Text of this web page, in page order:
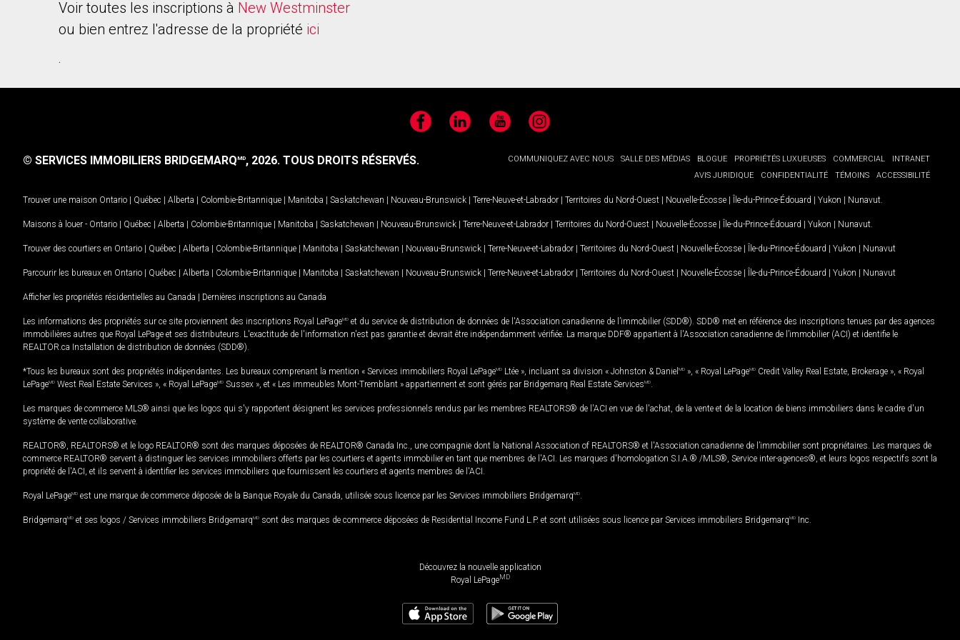
Voir toutes les inscriptions à New Westminster
ou bien entrez l'adresse de la propriété ici
.
FacebookLinkedIn YouTubeInstagram
COMMUNIQUEZ AVEC NOUS SALLE DES MÉDIAS BLOGUE PROPRIÉTÉS LUXUEUSES COMMERCIAL
INTRANET
AVIS JURIDIQUE
CONFIDENTIALITÉ TÉMOINS ACCESSIBILITÉ
© SERVICES IMMOBILIERS BRIDGEMARQMD, 2026. TOUS DROITS RÉSERVÉS.
Trouver une maison Ontario | Québec | Alberta | Colombie-Britannique | Manitoba | Saskatchewan | Nouveau-Brunswick | Terre-Neuve-et-Labrador | Territoires du Nord-Ouest | Nouvelle-Écosse | Île-du-Prince-Édouard | Yukon | Nunavut
Maisons à louer - Ontario | Québec | Alberta | Colombie-Britannique | Manitoba | Saskatchewan | Nouveau-Brunswick | Terre-Neuve-et-Labrador | Territoires du Nord-Ouest | Nouvelle-Écosse | Île-du-Prince-Édouard | Yukon | Nunavut
Trouver des courtiers en Ontario | Québec | Alberta | Colombie-Britannique | Manitoba | Saskatchewan | Nouveau-Brunswick | Terre-Neuve-et-Labrador | Territoires du Nord-Ouest | Nouvelle-Écosse | Île-du-Prince-Édouard | Yukon | Nunavut
Parcourir les bureaux en Ontario | Québec | Alberta | Colombie-Britannique | Manitoba | Saskatchewan | Nouveau-Brunswick | Terre-Neuve-et-Labrador | Territoires du Nord-Ouest | Nouvelle-Écosse | Île-du-Prince-Édouard | Yukon | Nunavut
Afficher les propriétés résidentielles au Canada | Dernières inscriptions au Canada
Les informations des propriétés sur ce site proviennent des inscriptions Royal LePageMD et du service de distribution de données de l'Association canadienne de l’immobilier (SDD®). SDD® met en référence des inscriptions tenues par des agences
immobilières autres que Royal LePage et ses distributeurs. L'exactitude de l'information n'est pas garantie et devrait être indépendamment vérifiée. La marque DDF® appartient à l'Association canadienne de l’immobilier (ACI) et identifie le
REALTOR.ca Installation de distribution de données (SDD®).
*Tous les bureaux sont des propriétés indépendantes. Les bureaux comprenant la mention « Services immobiliers Royal LePageMD Ltée », incluant sa division « Johnston & Daniel MD », « Royal LePageMD Credit Valley Real Estate, Brokerage », « Royal
LePageMD West Real Estate Services », « Royal LePageMD Sussex », et « Les immeubles Mont-Tremblant » appartiennent et sont gérés par Bridgemarq Real Estate ServicesMD
Les marques de commerce MLS® ainsi que les logos qui s'y rapportent désignent les services professionnels rendus par les membres REALTORS® de l'ACI en vue de l'achat, de la vente et de la location de biens immobiliers dans le cadre d'un
système de vente collaborative.
REALTOR®, REALTORS® et le logo REALTOR® sont des marques déposées de REALTOR® Canada Inc., une compagnie dont la National Association of REALTORS® et l'Association canadienne de l’immobilier sont propriétaires. Les marques de
commerce REALTOR® servent à distinguer les services immobiliers offerts par les courtiers et agents immobilier en tant que membres de l'ACI. Les marques d'homologation S.I.A.® /MLS®, Service inter-agences®, et leurs logos respectifs sont la
propriété de l'ACI, et ils servent à identifier les services immobiliers que fournissent les courtiers et agents membres de l'ACI.
Royal LePageMD est une marque de commerce déposée de la Banque Royale du Canada, utilisée sous licence par les Services immobiliers BridgemarqMD
BridgemarqMD et ses logos / Services immobiliers BridgemarqMD sont des marques de commerce déposées de Residential Income Fund L.P. et sont utilisées sous licence par Services immobiliers BridgemarqMD Inc.
Découvrez la nouvelle application
Royal LePageMD